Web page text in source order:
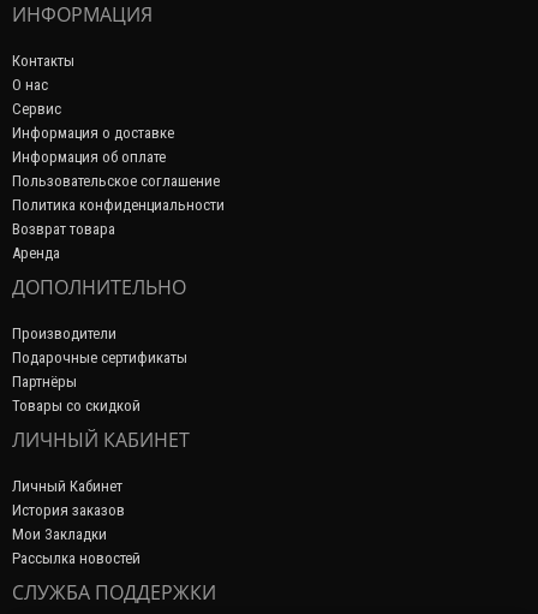
ИНФОРМАЦИЯ
Контакты
О нас
Сервис
Информация о доставке
Информация об оплате
Пользовательское соглашение
Политика конфиденциальности
Возврат товара
Аренда
ДОПОЛНИТЕЛЬНО
Производители
Подарочные сертификаты
Партнёры
Товары со скидкой
ЛИЧНЫЙ КАБИНЕТ
Личный Кабинет
История заказов
Мои Закладки
Рассылка новостей
СЛУЖБА ПОДДЕРЖКИ